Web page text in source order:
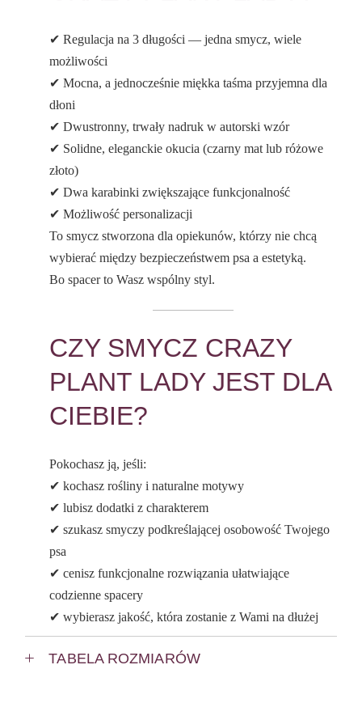
✔ Regulacja na 3 długości — jedna smycz, wiele
możliwości
✔ Mocna, a jednocześnie miękka taśma przyjemna dla
dłoni
✔ Dwustronny, trwały nadruk w autorski wzór
✔ Solidne, eleganckie okucia (czarny mat lub różowe
złoto)
✔ Dwa karabinki zwiększające funkcjonalność
✔ Możliwość personalizacji
To smycz stworzona dla opiekunów, którzy nie chcą
wybierać między bezpieczeństwem psa a estetyką.
Bo spacer to Wasz wspólny styl.
CZY SMYCZ CRAZY
PLANT LADY JEST DLA
CIEBIE?
Pokochasz ją, jeśli:
✔ kochasz rośliny i naturalne motywy
✔ lubisz dodatki z charakterem
✔ szukasz smyczy podkreślającej osobowość Twojego
psa
✔ cenisz funkcjonalne rozwiązania ułatwiające
codzienne spacery
✔ wybierasz jakość, która zostanie z Wami na dłużej
TABELA ROZMIARÓW